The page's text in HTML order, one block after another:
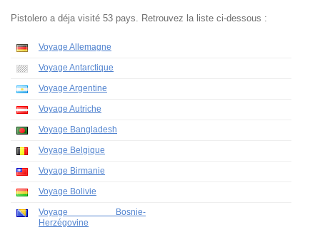
Pistolero a déja visité 53 pays. Retrouvez la liste ci-dessous :
Voyage Allemagne
Voyage Antarctique
Voyage Argentine
Voyage Autriche
Voyage Bangladesh
Voyage Belgique
Voyage Birmanie
Voyage Bolivie
Voyage Bosnie-
Herzégovine